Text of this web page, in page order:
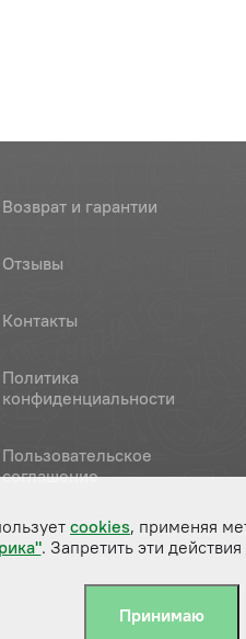
Возврат и гарантии
Отзывы
Контакты
Политика
конфиденциальности
Пользовательское
соглашение
cookies, применяя
. Запретить эти
Принимаю